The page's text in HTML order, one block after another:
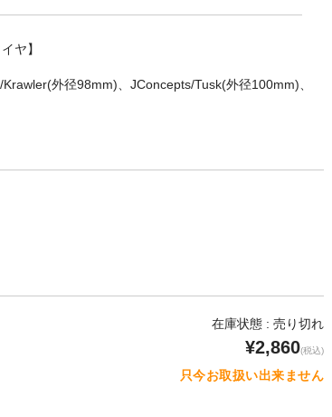
ヤ】
外径98mm)、JConcepts/Tusk(外径100mm)、
在庫状態 : 売り切れ
¥2,860(税込)
只今お取扱い出来ません